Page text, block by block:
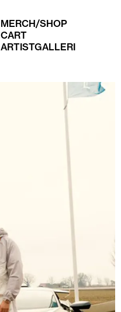
MERCH/SHOP
CART
ARTISTGALLERI